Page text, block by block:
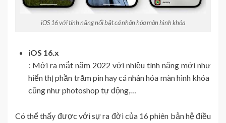
iOS 16 với tính năng nổi bật cá nhân hóa màn hình khóa
iOS 16.x
: Mới ra mắt năm 2022 với nhiều tính năng mới như
hiển thị phần trăm pin hay cá nhân hóa màn hình khóa
cũng như photoshop tự động,…
Có thể thấy được với sự ra đời của 16 phiên bản hệ điều